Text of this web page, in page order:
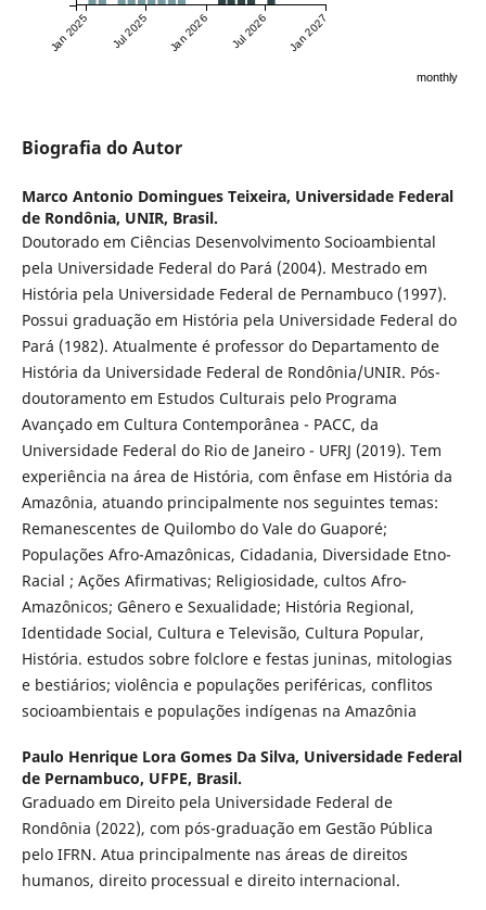
Jan 2025 Jul 2025 Jan 2026 Jul 2026 Jan 2027
monthly
Biografia do Autor
Marco Antonio Domingues Teixeira, Universidade Federal
de Rondônia, UNIR, Brasil.
Doutorado em Ciências Desenvolvimento Socioambiental
pela Universidade Federal do Pará (2004). Mestrado em
História pela Universidade Federal de Pernambuco (1997).
Possui graduação em História pela Universidade Federal do
Pará (1982). Atualmente é professor do Departamento de
História da Universidade Federal de Rondônia/UNIR. Pós-
doutoramento em Estudos Culturais pelo Programa
Avançado em Cultura Contemporânea - PACC, da
Universidade Federal do Rio de Janeiro - UFRJ (2019). Tem
experiência na área de História, com ênfase em História da
Amazônia, atuando principalmente nos seguintes temas:
Remanescentes de Quilombo do Vale do Guaporé;
Populações Afro-Amazônicas, Cidadania, Diversidade Etno-
Racial ; Ações Afirmativas; Religiosidade, cultos Afro-
Amazônicos; Gênero e Sexualidade; História Regional,
Identidade Social, Cultura e Televisão, Cultura Popular,
História. estudos sobre folclore e festas juninas, mitologias
e bestiários; violência e populações periféricas, conflitos
socioambientais e populações indígenas na Amazônia
Paulo Henrique Lora Gomes Da Silva, Universidade Federal
de Pernambuco, UFPE, Brasil.
Graduado em Direito pela Universidade Federal de
Rondônia (2022), com pós-graduação em Gestão Pública
pelo IFRN. Atua principalmente nas áreas de direitos
humanos, direito processual e direito internacional.